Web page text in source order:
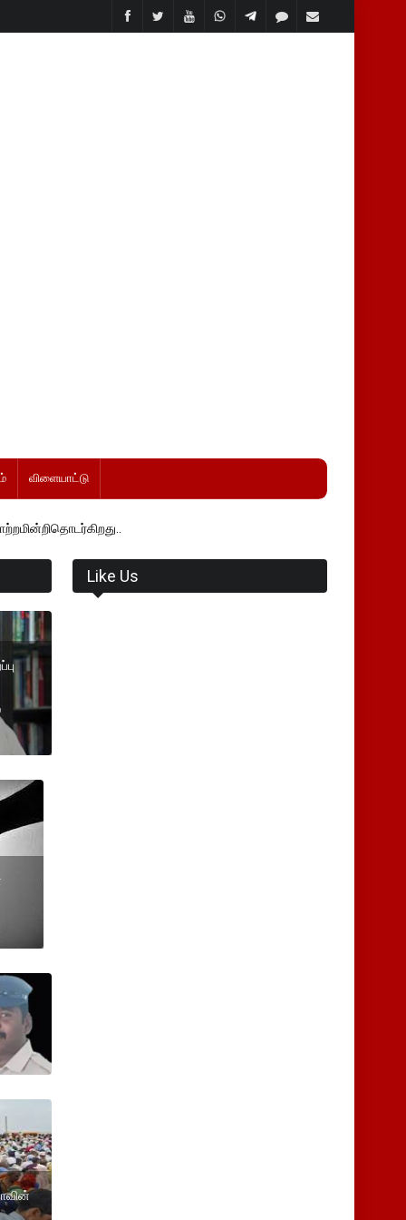
விளையாட்டு
Like Us